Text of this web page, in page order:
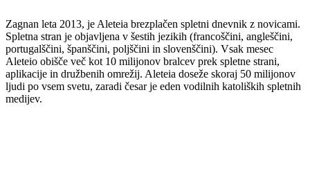
Zagnan leta 2013, je Aleteia brezplačen spletni dnevnik z novicami.
Spletna stran je objavljena v šestih jezikih (francoščini, angleščini,
portugalščini, španščini, poljščini in slovenščini). Vsak mesec
Aleteio obišče več kot 10 milijonov bralcev prek spletne strani,
aplikacije in družbenih omrežij. Aleteia doseže skoraj 50 milijonov
ljudi po vsem svetu, zaradi česar je eden vodilnih katoliških spletnih
medijev.